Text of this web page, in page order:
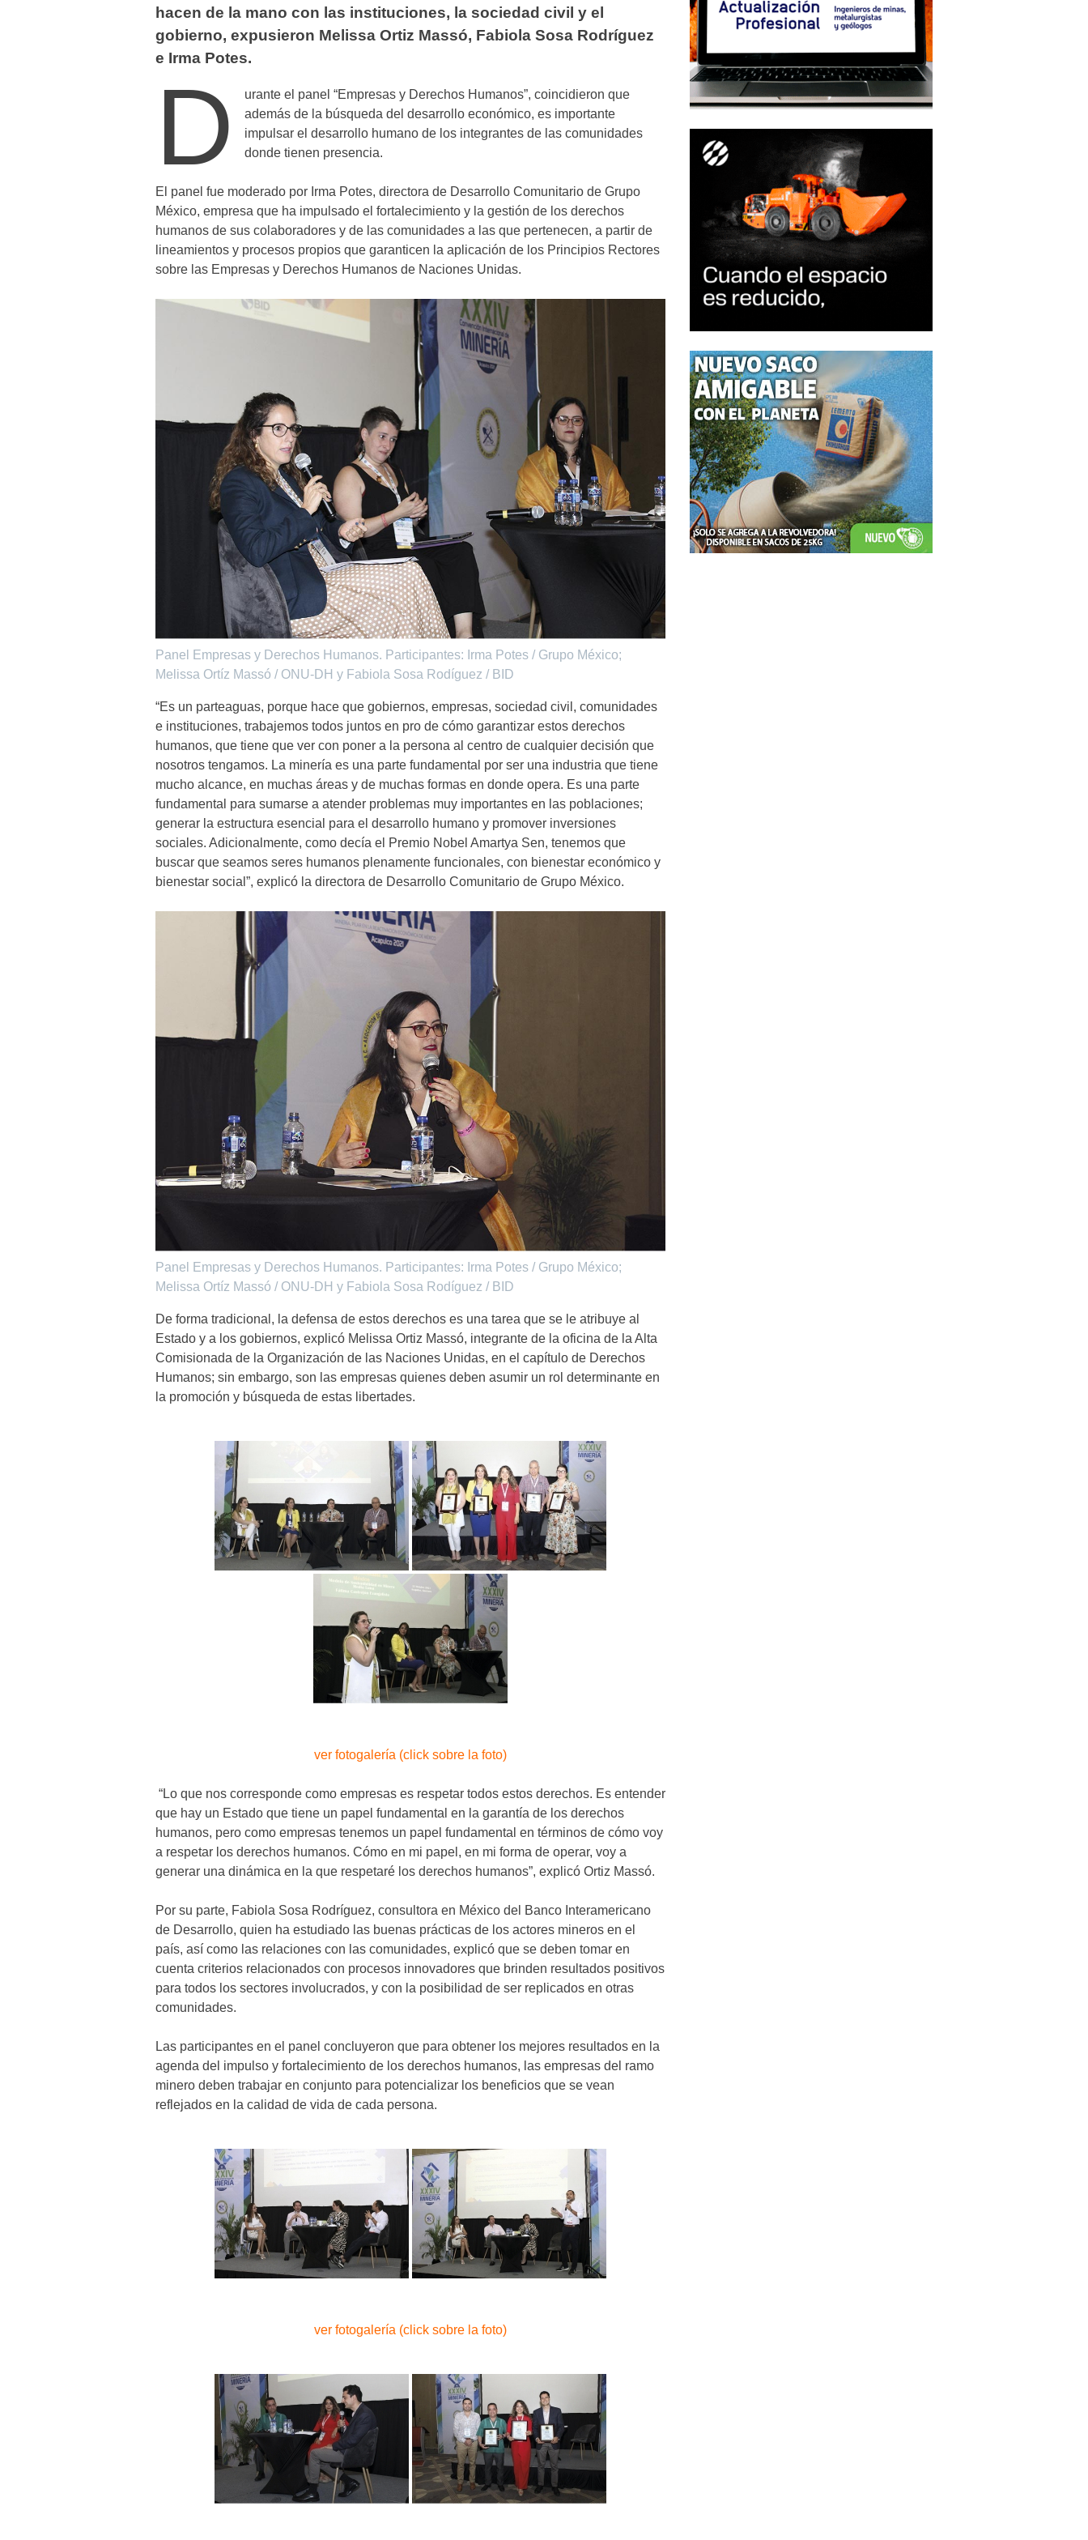
hacen de la mano con las instituciones, la sociedad civil y el
gobierno, expusieron Melissa Ortiz Massó, Fabiola Sosa Rodríguez
e Irma Potes.
D
urante el panel “Empresas y Derechos Humanos”, coincidieron que
además de la búsqueda del desarrollo económico, es importante
impulsar el desarrollo humano de los integrantes de las comunidades
donde tienen presencia.
El panel fue moderado por Irma Potes, directora de Desarrollo Comunitario de Grupo
México, empresa que ha impulsado el fortalecimiento y la gestión de los derechos
humanos de sus colaboradores y de las comunidades a las que pertenecen, a partir de
lineamientos y procesos propios que garanticen la aplicación de los Principios Rectores
sobre las Empresas y Derechos Humanos de Naciones Unidas.
Panel Empresas y Derechos Humanos. Participantes: Irma Potes / Grupo México;
Melissa Ortíz Massó / ONU-DH y Fabiola Sosa Rodíguez / BID
“Es un parteaguas, porque hace que gobiernos, empresas, sociedad civil, comunidades
e instituciones, trabajemos todos juntos en pro de cómo garantizar estos derechos
humanos, que tiene que ver con poner a la persona al centro de cualquier decisión que
nosotros tengamos. La minería es una parte fundamental por ser una industria que tiene
mucho alcance, en muchas áreas y de muchas formas en donde opera. Es una parte
fundamental para sumarse a atender problemas muy importantes en las poblaciones;
generar la estructura esencial para el desarrollo humano y promover inversiones
sociales. Adicionalmente, como decía el Premio Nobel Amartya Sen, tenemos que
buscar que seamos seres humanos plenamente funcionales, con bienestar económico y
bienestar social”, explicó la directora de Desarrollo Comunitario de Grupo México.
Panel Empresas y Derechos Humanos. Participantes: Irma Potes / Grupo México;
Melissa Ortíz Massó / ONU-DH y Fabiola Sosa Rodíguez / BID
De forma tradicional, la defensa de estos derechos es una tarea que se le atribuye al
Estado y a los gobiernos, explicó Melissa Ortiz Massó, integrante de la oficina de la Alta
Comisionada de la Organización de las Naciones Unidas, en el capítulo de Derechos
Humanos; sin embargo, son las empresas quienes deben asumir un rol determinante en
la promoción y búsqueda de estas libertades.
ver fotogalería (click sobre la foto)
“Lo que nos corresponde como empresas es respetar todos estos derechos. Es entender
que hay un Estado que tiene un papel fundamental en la garantía de los derechos
humanos, pero como empresas tenemos un papel fundamental en términos de cómo voy
a respetar los derechos humanos. Cómo en mi papel, en mi forma de operar, voy a
generar una dinámica en la que respetaré los derechos humanos”, explicó Ortiz Massó.
Por su parte, Fabiola Sosa Rodríguez, consultora en México del Banco Interamericano
de Desarrollo, quien ha estudiado las buenas prácticas de los actores mineros en el
país, así como las relaciones con las comunidades, explicó que se deben tomar en
cuenta criterios relacionados con procesos innovadores que brinden resultados positivos
para todos los sectores involucrados, y con la posibilidad de ser replicados en otras
comunidades.
Las participantes en el panel concluyeron que para obtener los mejores resultados en la
agenda del impulso y fortalecimiento de los derechos humanos, las empresas del ramo
minero deben trabajar en conjunto para potencializar los beneficios que se vean
reflejados en la calidad de vida de cada persona.
ver fotogalería (click sobre la foto)